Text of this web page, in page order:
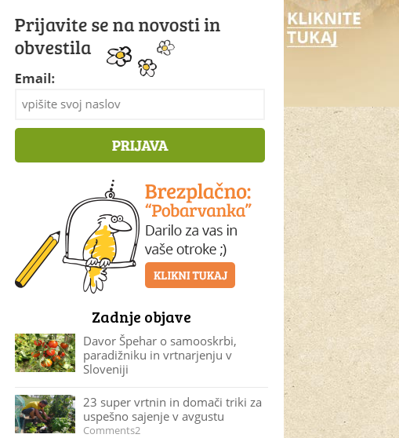
Zadnje objave
Davor Špehar o samooskrbi,
paradižniku in vrtnarjenju v
Sloveniji
23 super vrtnin in domači triki za
uspešno sajenje v avgustu
Comments2